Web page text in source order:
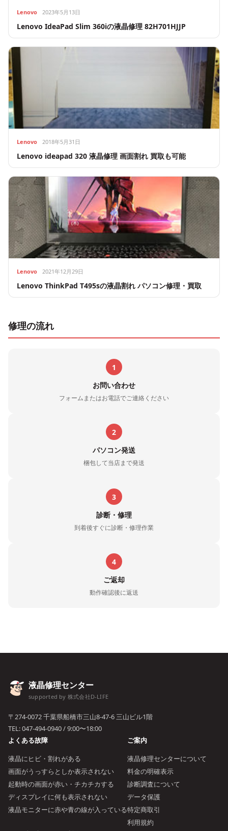
Lenovo 2023年5月13日
Lenovo IdeaPad Slim 360iの液晶修理 82H701HJJP
Lenovo 2018年5月31日
Lenovo ideapad 320 液晶修理 画面割れ 買取も可能
Lenovo 2021年12月29日
Lenovo ThinkPad T495sの液晶割れ パソコン修理・買取
修理の流れ
1
お問い合わせ
フォームまたはお電話でご連絡ください
2
パソコン発送
梱包して当店まで発送
3
診断・修理
到着後すぐに診断・修理作業
4
ご返却
動作確認後に返送
液晶修理センター
supported by 株式会社D-LIFE
〒274-0072 千葉県船橋市三山8-47-6 三山ビル1階
TEL:047-494-0940/ 9:00〜18:00
よくある故障
液晶にヒビ・割れがある
画面がうっすらとしか表示されない
起動時の画面が赤い・チカチカする
ディスプレイに何も表示されない
液晶モニターに赤や青の線が入っている
ご案内
液晶修理センターについて
料金の明確表示
診断調査について
データ保護
特定商取引
利用規約